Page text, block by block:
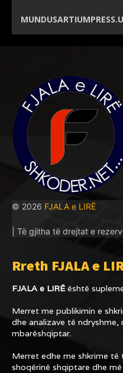
© 2026 FJALA e LIRË
| Të gjitha të drejtat e
Rreth FJALA e
FJALA e LIRËështë
Merret me publikimin e
dhe analizave të
mbarëshqiptar.
Merret edhe me shkrime të
shoqërinë shqiptare dhe më